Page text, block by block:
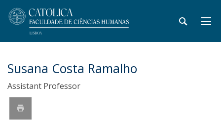
Susana Costa Ramalho
Assistant Professor